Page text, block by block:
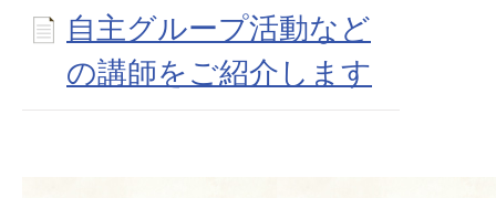
自主グループ活動など
の講師をご紹介します